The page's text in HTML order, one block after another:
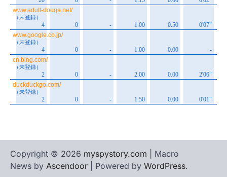
Copyright © 2026 myspystory.com | Macro
News by Ascendoor | Powered by WordPress.